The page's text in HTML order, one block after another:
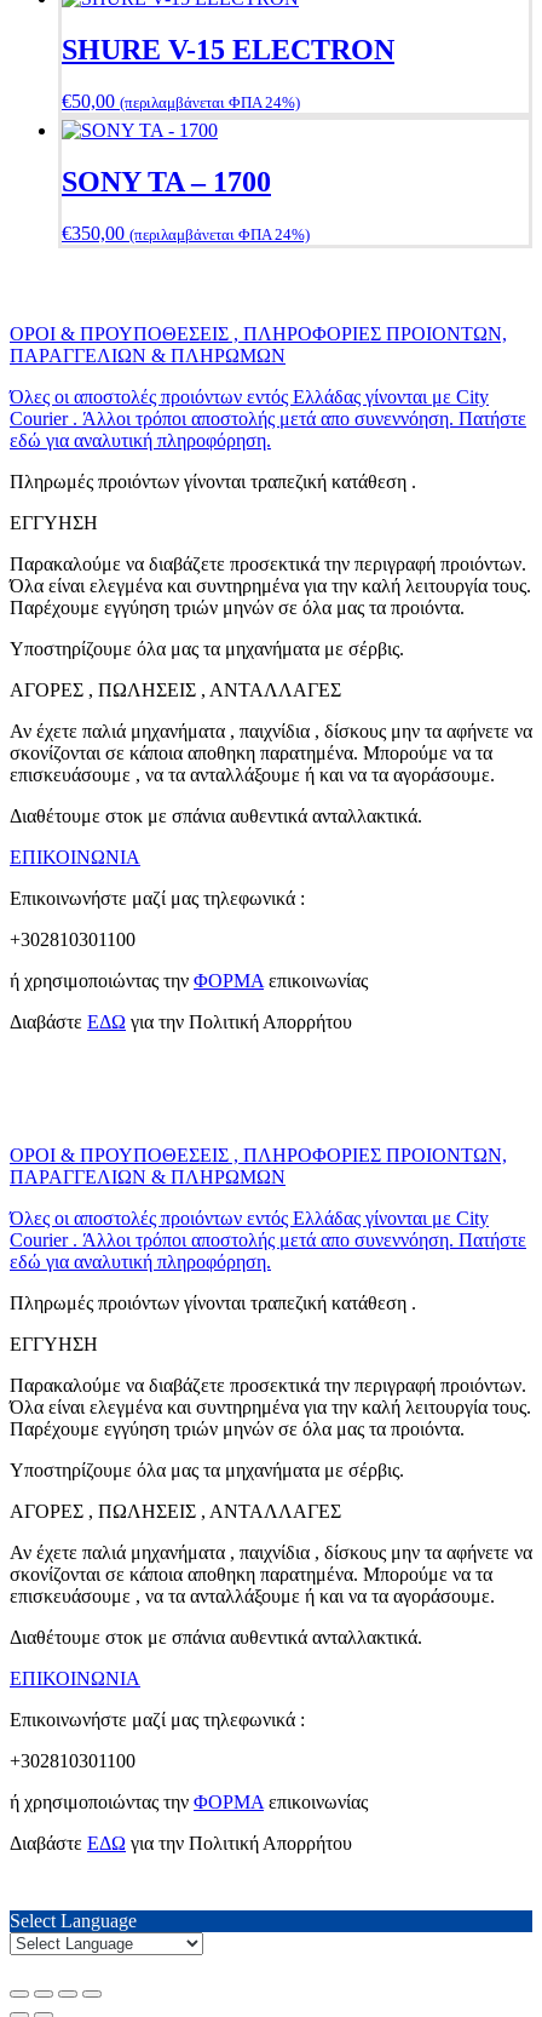
SHURE V-15 ELECTRON
€50,00 (περιλαμβάνεται ΦΠΑ 24%)
SONY TA – 1700
€350,00 (περιλαμβάνεται ΦΠΑ 24%)
ΟΡΟΙ & ΠΡΟΥΠΟΘΕΣΕΙΣ , ΠΛΗΡΟΦΟΡΙΕΣ ΠΡΟΙΟΝΤΩΝ,
ΠΑΡΑΓΓΕΛΙΩΝ & ΠΛΗΡΩΜΩΝ
Όλες οι αποστολές προιόντων εντός Ελλάδας γίνονται με City
Courier . Άλλοι τρόποι αποστολής μετά απο συνεννόηση. Πατήστε
εδώ για αναλυτική πληροφόρηση.
Πληρωμές προιόντων γίνονται τραπεζική κατάθεση .
ΕΓΓΥΗΣΗ
Παρακαλούμε να διαβάζετε προσεκτικά την περιγραφή προιόντων.
Όλα είναι ελεγμένα και συντηρημένα για την καλή λειτουργία τους.
Παρέχουμε εγγύηση τριών μηνών σε όλα μας τα προιόντα.
Υποστηρίζουμε όλα μας τα μηχανήματα με σέρβις.
ΑΓΟΡΕΣ , ΠΩΛΗΣΕΙΣ , ΑΝΤΑΛΛΑΓΕΣ
Αν έχετε παλιά μηχανήματα , παιχνίδια , δίσκους μην τα αφήνετε να
σκονίζονται σε κάποια αποθηκη παρατημένα. Μπορούμε να τα
επισκευάσουμε , να τα ανταλλάξουμε ή και να τα αγοράσουμε.
Διαθέτουμε στοκ με σπάνια αυθεντικά ανταλλακτικά.
ΕΠΙΚΟΙΝΩΝΙΑ
Επικοινωνήστε μαζί μας τηλεφωνικά :
+302810301100
ή χρησιμοποιώντας την ΦΟΡΜΑ επικοινωνίας
Διαβάστε ΕΔΩ για την Πολιτική Απορρήτου
ΟΡΟΙ & ΠΡΟΥΠΟΘΕΣΕΙΣ , ΠΛΗΡΟΦΟΡΙΕΣ ΠΡΟΙΟΝΤΩΝ,
ΠΑΡΑΓΓΕΛΙΩΝ & ΠΛΗΡΩΜΩΝ
Όλες οι αποστολές προιόντων εντός Ελλάδας γίνονται με City
Courier . Άλλοι τρόποι αποστολής μετά απο συνεννόηση. Πατήστε
εδώ για αναλυτική πληροφόρηση.
Πληρωμές προιόντων γίνονται τραπεζική κατάθεση .
ΕΓΓΥΗΣΗ
Παρακαλούμε να διαβάζετε προσεκτικά την περιγραφή προιόντων.
Όλα είναι ελεγμένα και συντηρημένα για την καλή λειτουργία τους.
Παρέχουμε εγγύηση τριών μηνών σε όλα μας τα προιόντα.
Υποστηρίζουμε όλα μας τα μηχανήματα με σέρβις.
ΑΓΟΡΕΣ , ΠΩΛΗΣΕΙΣ , ΑΝΤΑΛΛΑΓΕΣ
Αν έχετε παλιά μηχανήματα , παιχνίδια , δίσκους μην τα αφήνετε να
σκονίζονται σε κάποια αποθηκη παρατημένα. Μπορούμε να τα
επισκευάσουμε , να τα ανταλλάξουμε ή και να τα αγοράσουμε.
Διαθέτουμε στοκ με σπάνια αυθεντικά ανταλλακτικά.
ΕΠΙΚΟΙΝΩΝΙΑ
Επικοινωνήστε μαζί μας τηλεφωνικά :
+302810301100
ή χρησιμοποιώντας την ΦΟΡΜΑ επικοινωνίας
Διαβάστε ΕΔΩ για την Πολιτική Απορρήτου
Select Language